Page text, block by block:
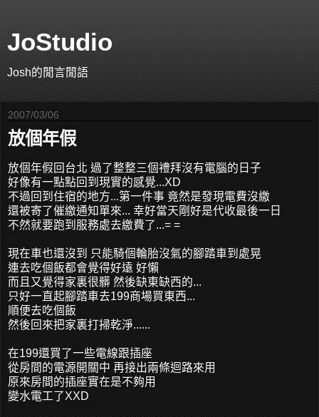
JoStudio
Josh的閒言閒語
2007/03/06
放個年假
放個年假回台北 過了整整三個禮拜沒有電腦的日子
好像有一點點回到現實的感覺...XD
不過回到住宿的地方...第一件事 竟然是發現電費沒繳
還被寄了催繳通知單來... 幸好當天剛好是代收最後一日
不然就要跑到服務處去繳費了...= =
現在車也還沒到 只能騎個輪胎沒氣的腳踏車到處晃
連去吃個飯都會覺得好遠 好懶
而且又覺得家裏很髒 然後缺東缺西的...
只好一直起腳踏車去199商場買東西...
順便去吃個飯
然後回來把家裏打掃乾淨......
在199還買了一些電線跟插座
從房間的電源開關中 再接出兩條迴路來用
原來房間的插座實在是不夠用
變水電工了XXD